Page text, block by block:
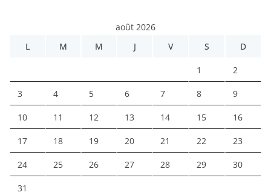
août 2026
L
M M J V S D
1 2
3 4 5 6 7 8 9
10 11 12 13 14 15 16
17 18 19 20 21 22 23
24 25 26 27 28 29 30
31